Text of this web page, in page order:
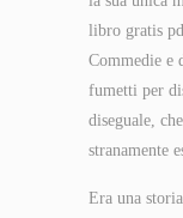
libro gratis
Commedie e
fumetti per
diseguale,
stranamente
Era una